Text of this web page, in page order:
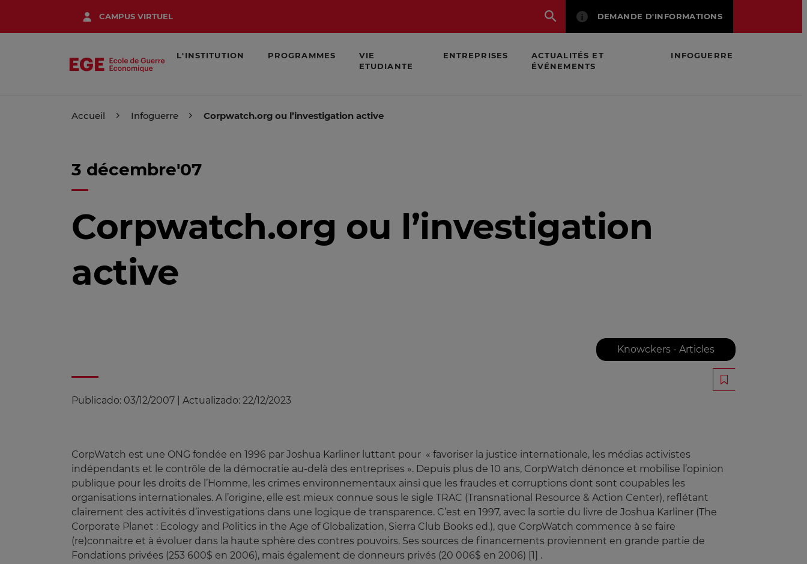
contenu
CAMPUS VIRTUEL DEMANDE D'INFORMATIONS
L'INSTITUTION PROGRAMMES
VIE
ETUDIANTE
ENTREPRISES
ACTUALITÉS ET
ÉVÉNEMENTS
INFOGUERRE
Accueil Infoguerre Corpwatch.org ou l’investigation active
3 décembre'07
Corpwatch.org ou l’investigation
active
Knowckers - Articles
Publicado: 03/12/2007 Actualizado: 22/12/2023
CorpWatch est une ONG fondée en 1996 par Joshua Karliner luttant pour « favoriser la justice internationale, les médias activistes
indépendants et le contrôle de la démocratie au-delà des entreprises ». Depuis plus de 10 ans, CorpWatch dénonce et mobilise l’opinion
publique pour les droits de l’Homme, les crimes environnementaux ainsi que les fraudes et corruptions dont sont coupables les
organisations internationales. A l’origine, elle est mieux connue sous le sigle TRAC (Transnational Resource & Action Center), reflétant
clairement des activités d’investigations dans une logique de transparence. C’est en 1997, avec la sortie du livre de Joshua Karliner (The
Corporate Planet : Ecology and Politics in the Age of Globalization, Sierra Club Books ed.), que CorpWatch commence à se faire
(re)connaitre et à évoluer dans la haute sphère des contres pouvoirs. Ses sources de financements proviennent en grande partie de
Fondations privées (253 600$ en 2006), mais également de donneurs privés (20 006$ en 2006) [1] .